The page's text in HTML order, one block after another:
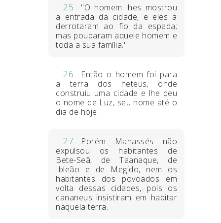
25
"O homem lhes mostrou
a entrada da cidade, e eles a
derrotaram ao fio da espada;
mas pouparam aquele homem e
toda a sua família."
26
Então o homem foi para
a terra dos heteus, onde
construiu uma cidade e lhe deu
o nome de Luz, seu nome até o
dia de hoje.
27
Porém Manassés não
expulsou os habitantes de
Bete-Seã, de Taanaque, de
Ibleão e de Megido, nem os
habitantes dos povoados em
volta dessas cidades, pois os
cananeus insistiram em habitar
naquela terra.